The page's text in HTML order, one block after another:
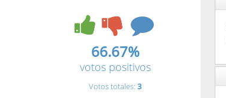
66.67%
votos positivos
Votos totales: 3